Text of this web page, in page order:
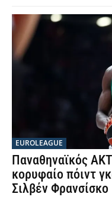
EUROLEAGUE
Παναθηναϊκός
κορυφαίο πόιντ
Σιλβέν Φρανσίσκο